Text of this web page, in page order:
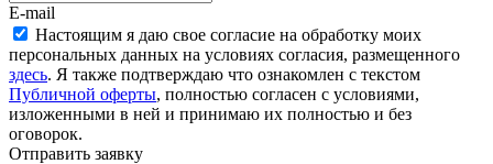
E-mail
Настоящим я даю свое согласие на обработку моих
персональных данных на условиях согласия, размещенного
здесь. Я также подтверждаю что ознакомлен с текстом
Публичной оферты, полностью согласен с условиями,
изложенными в ней и принимаю их полностью и без
оговорок.
Отправить заявку